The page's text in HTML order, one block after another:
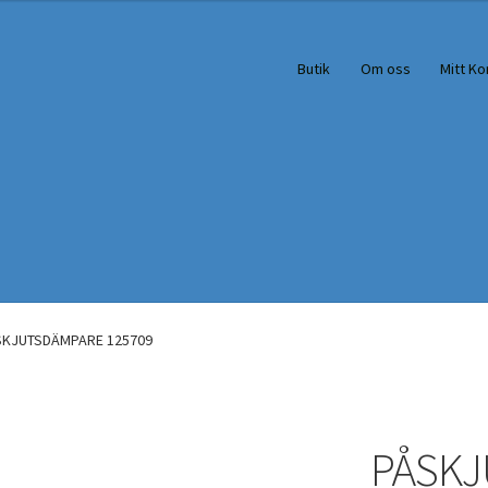
Butik Om oss Mitt
125709